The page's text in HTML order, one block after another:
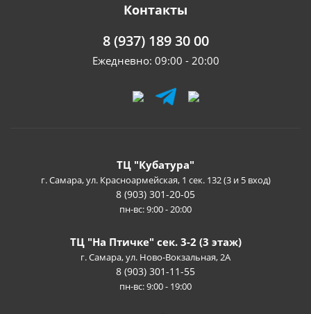
Контакты
8 (937) 189 30 00
Ежедневно: 09:00 - 20:00
ТЦ "Кубатура"
г. Самара, ул. Красноармейская, 1 сек. 132 (3 и 5 вход)
8 (903) 301-20-05
пн-вс: 9:00 - 20:00
ТЦ "На Птичке" сек. 3-2 (3 этаж)
г. Самара, ул. Ново-Вокзальная, 2А
8 (903) 301-11-55
пн-вс: 9:00 - 19:00